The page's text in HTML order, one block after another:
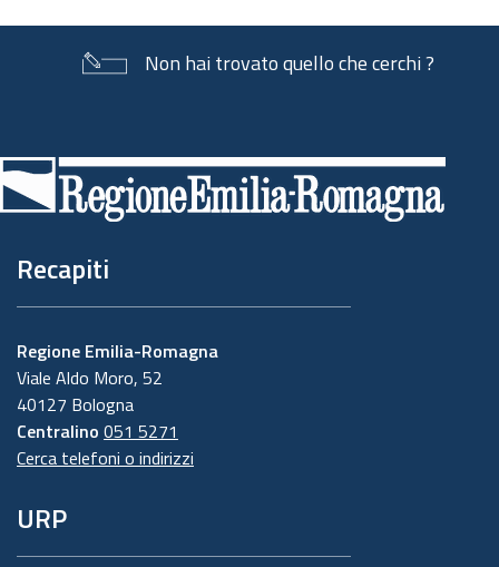
Non hai trovato quello che cerchi ?
di
pagina
Recapiti
Regione Emilia-Romagna
Viale Aldo Moro, 52
40127 Bologna
Centralino 051 5271
Cerca telefoni o indirizzi
URP